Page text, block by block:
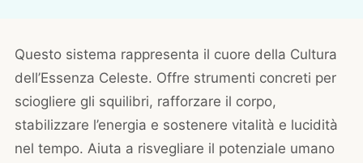
Questo sistema rappresenta il cuore della Cultura
dell’Essenza Celeste. Offre strumenti concreti per
sciogliere gli squilibri, rafforzare il corpo,
stabilizzare l’energia e sostenere vitalità e lucidità
nel tempo. Aiuta a risvegliare il potenziale umano